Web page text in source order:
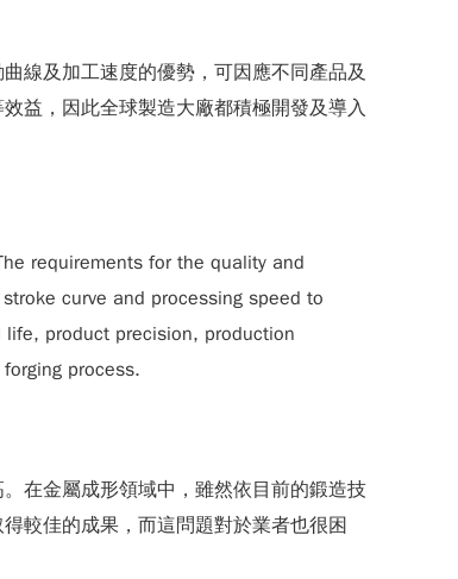
線及加工速度的優勢，可因應不同產品及
益，因此全球製造大廠都積極開發及導入
requirements for the quality and
curve and processing speed to
product precision, production
process.
在金屬成形領域中，雖然依目前的鍛造技
較佳的成果，而這問題對於業者也很困